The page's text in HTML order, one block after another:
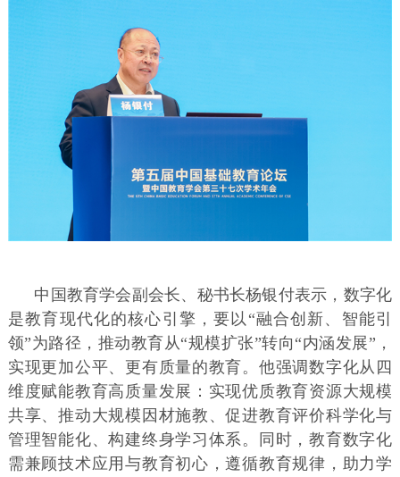
中国教育学会副会长、秘书长杨银付表示，数字化
是教育现代化的核心引擎，要以“融合创新、智能引
领”为路径，推动教育从“规模扩张”转向“内涵发展”，
实现更加公平、更有质量的教育。他强调数字化从四
维度赋能教育高质量发展：实现优质教育资源大规模
共享、推动大规模因材施教、促进教育评价科学化与
管理智能化、构建终身学习体系。同时，教育数字化
需兼顾技术应用与教育初心，遵循教育规律，助力学